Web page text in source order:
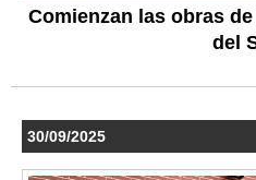
Comienzan las obras
del
30/09/2025